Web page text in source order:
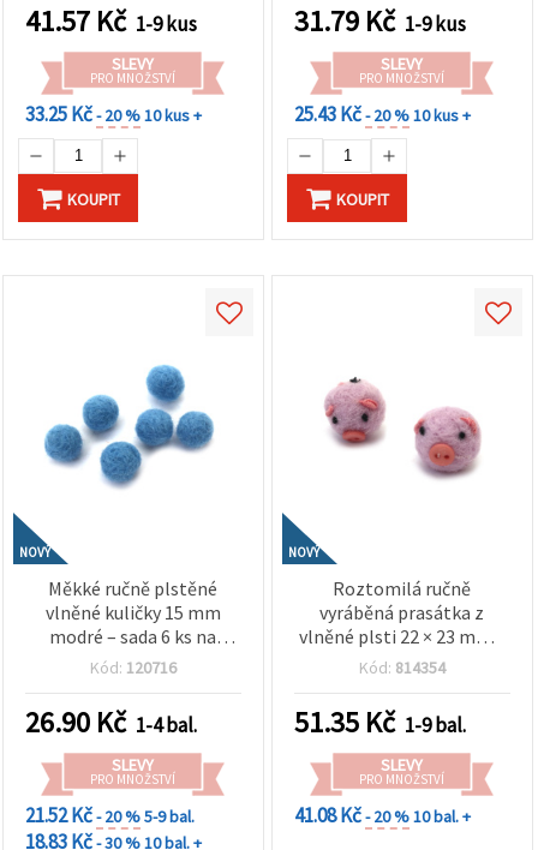
41.57 Kč 1-9 kus
SLEVY
PRO MNOŽSTVÍ
33.25 Kč- 20 %10 kus +
KOUPIT
31.79 Kč 1-9 kus
SLEVY
PRO MNOŽSTVÍ
25.43 Kč- 20 %10 kus +
KOUPIT
NOVÝ
Měkké ručně plstěné
vlněné kuličky 15 mm
modré – sada 6 ks na
výrobu šperků, dekorace a
Kód: 120716
26.90 Kč 1-4 bal.
SLEVY
PRO MNOŽSTVÍ
21.52 Kč- 20 %5-9 bal.
18.83 Kč- 30 %10 bal. +
NOVÝ
Roztomilá ručně
vyráběná prasátka z
vlněné plsti 22 × 23 mm –
sada 2 ks, fialová, na
dárkové projekty
Kód: 814354
51.35 Kč 1-9 bal.
SLEVY
PRO MNOŽSTVÍ
41.08 Kč- 20 %10 bal. +